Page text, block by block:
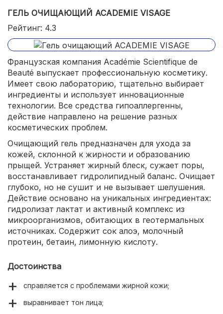
ГЕЛЬ ОЧИЩАЮЩИЙ ACADEMIE VISAGE
Рейтинг: 4.3
Французская компания Académie Scientifique de
Beauté выпускает профессиональную косметику.
Имеет свою лабораторию, тщательно выбирает
ингредиенты и использует инновационные
технологии. Все средства гипоаллергенны,
действие направлено на решение разных
косметических проблем.
Очищающий гель предназначен для ухода за
кожей, склонной к жирности и образованию
прыщей. Устраняет жирный блеск, сужает поры,
восстанавливает гидролипидный баланс. Очищает
глубоко, но не сушит и не вызывает шелушения.
Действие основано на уникальных ингредиентах:
гидролизат лактат и активный комплекс из
микроорганизмов, обитающих в геотермальных
источниках. Содержит сок алоэ, молочный
протеин, бетаин, лимонную кислоту.
Достоинства
справляется с проблемами жирной кожи;
выравнивает тон лица;